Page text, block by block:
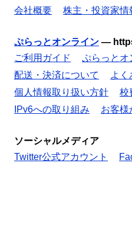
会社概要
株主・投資家情
ぷらっとオンライン —
ご利用ガイド
ぷらっとオ
配送・決済について
よく
個人情報取り扱い方針
校
IPv6への取り組み
お客様
ソーシャルメディア
Twitter公式アカウント